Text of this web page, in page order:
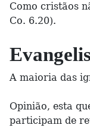
Como cristãos
Co. 6.20).
A maioria das
Opinião, esta
participam de